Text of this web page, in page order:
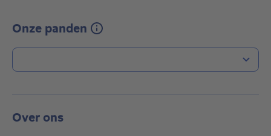
Onze panden
Type transactie
Over ons